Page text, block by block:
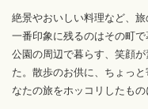
絶景やおいしい料理など、
一番印象に残るのはその町
公園の周辺で暮らす、笑顔
た。散歩のお供に、ちょっ
なたの旅をホッコリしたもの